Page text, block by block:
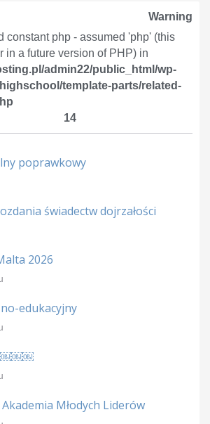
Warning
constant php - assumed 'php' (this
in a future version of PHP) in
admin22/public_html/wp-
template-parts/related-
14
poprawkowy
świadectw dojrzałości
2026
edukacyjny
Młodych Liderów